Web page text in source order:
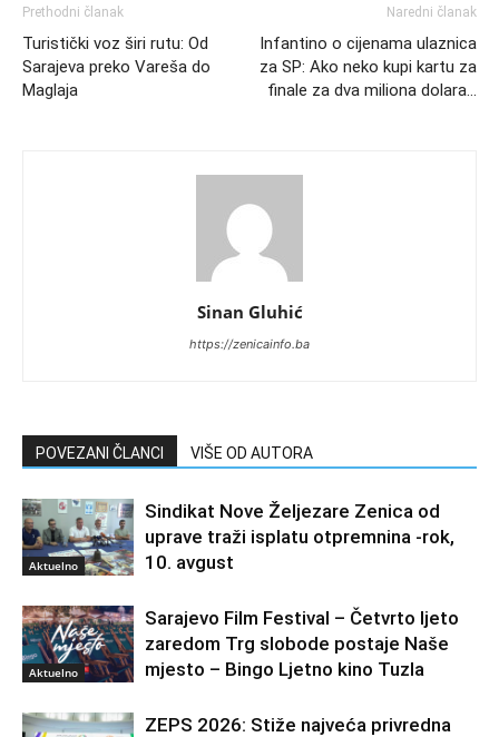
Prethodni članak
Turistički voz širi rutu: Od
Sarajeva preko Vareša do
Maglaja
Naredni članak
Infantino o cijenama ulaznica
za SP: Ako neko kupi kartu za
finale za dva miliona dolara…
Sinan Gluhić
https://zenicainfo.ba
POVEZANI ČLANCI VIŠE OD AUTORA
Aktuelno
Sindikat Nove Željezare Zenica od
uprave traži isplatu otpremnina -rok,
10. avgust
Aktuelno
Sarajevo Film Festival – Četvrto ljeto
zaredom Trg slobode postaje Naše
mjesto – Bingo Ljetno kino Tuzla
ZEPS 2026: Stiže najveća privredna